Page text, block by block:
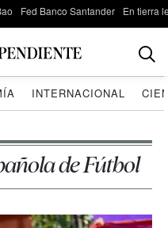
Fed Banco Santander En tierra
INTERNACIONAL
de Fútbol